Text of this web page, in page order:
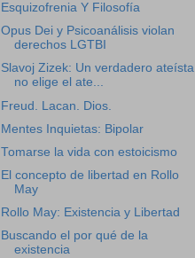
Esquizofrenia Y Filosofía
Opus Dei y Psicoanálisis violan
derechos LGTBI
Slavoj Zizek: Un verdadero ateísta
no elige el ate...
Freud. Lacan. Dios.
Mentes Inquietas: Bipolar
Tomarse la vida con estoicismo
El concepto de libertad en Rollo
May
Rollo May: Existencia y Libertad
Buscando el por qué de la
existencia